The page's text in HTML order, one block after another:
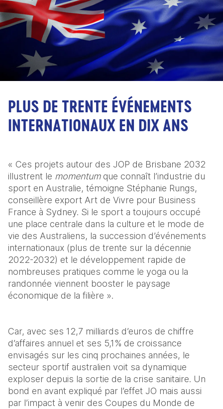
PLUS DE TRENTE ÉVÉNEMENTS
INTERNATIONAUX EN DIX ANS
« Ces projets autour des JOP de Brisbane 2032
illustrent le momentum que connaît l’industrie du
sport en Australie, témoigne Stéphanie Rungs,
conseillère export Art de Vivre pour Business
France à Sydney. Si le sport a toujours occupé
une place centrale dans la culture et le mode de
vie des Australiens, la succession d’événements
internationaux (plus de trente sur la décennie
2022-2032) et le développement rapide de
nombreuses pratiques comme le yoga ou la
randonnée viennent booster le paysage
économique de la filière ».
Car, avec ses 12,7 milliards d’euros de chiffre
d’affaires annuel et ses 5,1% de croissance
envisagés sur les cinq prochaines années, le
secteur sportif australien voit sa dynamique
exploser depuis la sortie de la crise sanitaire. Un
bond en avant expliqué par l’effet JO mais aussi
par l’impact à venir des Coupes du Monde de